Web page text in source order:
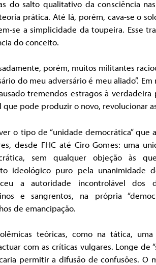
do salto qualitativo da consciência
prática. Até lá, porém, cava-se o
se a simplicidade da toupeira. Esse
do conceito.
porém, muitos militantes
do meu adversário é meu aliado”. Em
tremendos estragos à verdadeira
que pode produzir o novo, revolucionar
o tipo de “unidade democrática” que
desde FHC até Ciro Gomes: uma
sem qualquer objeção às
ideológico puro pela unanimidade
a autoridade incontrolável dos
e sangrentos, na própria
de emancipação.
teóricas, como na tática,
com as críticas vulgares. Longe de
permitir a difusão de confusões. O